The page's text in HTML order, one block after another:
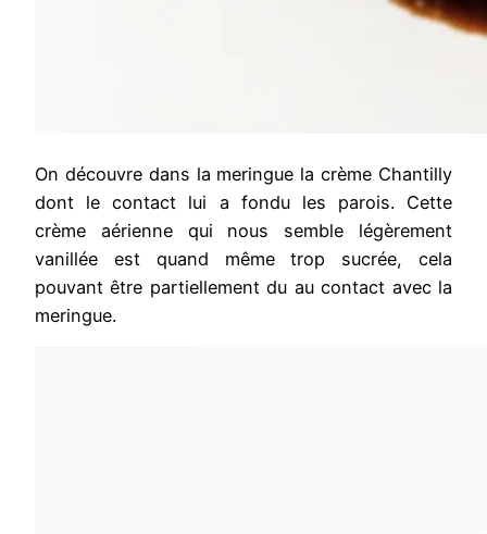
On découvre dans la meringue la crème Chantilly
dont le contact lui a fondu les parois. Cette
crème aérienne qui nous semble légèrement
vanillée est quand même trop sucrée, cela
pouvant être partiellement du au contact avec la
meringue.